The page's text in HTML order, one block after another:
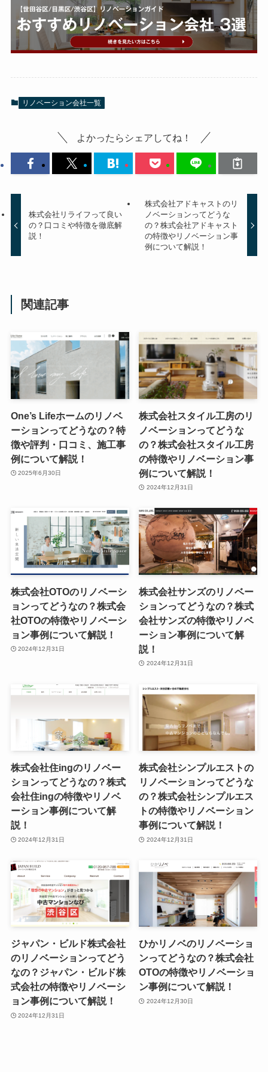
リノベーション会社一覧
よかったらシェアしてね！
株式会社リライフって良い
の？口コミや特徴を徹底解
説！
株式会社アドキャストのリ
ノベーションってどうな
の？株式会社アドキャスト
の特徴やリノベーション事
例について解説！
関連記事
One’s Lifeホームのリノベ
ーションってどうなの？特
徴や評判・口コミ、施工事
例について解説！
2025年6月30日
株式会社スタイル工房のリ
ノベーションってどうな
の？株式会社スタイル工房
の特徴やリノベーション事
例について解説！
2024年12月31日
株式会社OTOのリノベーシ
ョンってどうなの？株式会
社OTOの特徴やリノベーシ
ョン事例について解説！
2024年12月31日
株式会社サンズのリノベー
ションってどうなの？株式
会社サンズの特徴やリノベ
ーション事例について解
説！
2024年12月31日
株式会社住ingのリノベー
ションってどうなの？株式
会社住ingの特徴やリノベ
ーション事例について解
説！
2024年12月31日
株式会社シンプルエストの
リノベーションってどうな
の？株式会社シンプルエス
トの特徴やリノベーション
事例について解説！
2024年12月31日
ジャパン・ビルド株式会社
のリノベーションってどう
なの？ジャパン・ビルド株
式会社の特徴やリノベーシ
ョン事例について解説！
2024年12月31日
ひかリノベのリノベーショ
ンってどうなの？株式会社
OTOの特徴やリノベーショ
ン事例について解説！
2024年12月30日